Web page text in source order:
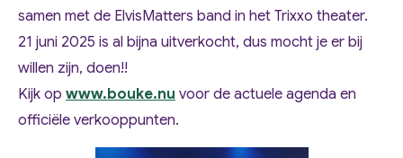
samen met de ElvisMatters band in het Trixxo theater.
21 juni 2025 is al bijna uitverkocht, dus mocht je er bij
willen zijn, doen!!
Kijk op www.bouke.nu voor de actuele agenda en
officiële verkooppunten.